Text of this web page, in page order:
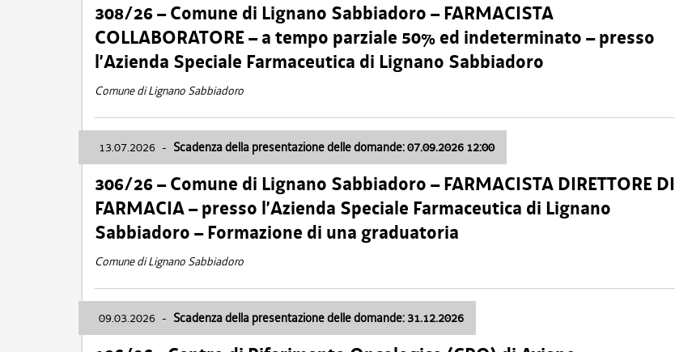
308/26 – Comune di Lignano Sabbiadoro – FARMACISTA
COLLABORATORE – a tempo parziale 50% ed indeterminato – presso
l’Azienda Speciale Farmaceutica di Lignano Sabbiadoro
Comune di Lignano Sabbiadoro
13.07.2026 - Scadenza della presentazione delle domande: 07.09.2026 12:00
306/26 – Comune di Lignano Sabbiadoro – FARMACISTA DIRETTORE DI
FARMACIA – presso l’Azienda Speciale Farmaceutica di Lignano
Sabbiadoro – Formazione di una graduatoria
Comune di Lignano Sabbiadoro
09.03.2026 - Scadenza della presentazione delle domande: 31.12.2026